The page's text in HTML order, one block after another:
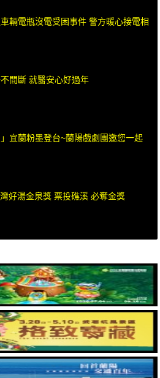
輛電瓶沒電受困事件 警方暖心接電相
間斷 就醫安心好過年
」宜蘭粉墨登台~蘭陽戲劇團邀您一起
好湯金泉獎 票投礁溪 必奪金獎